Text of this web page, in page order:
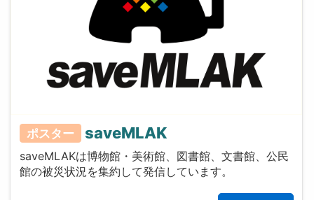
ポスター saveMLAK
saveMLAKは博物館・美術館、図書館、文書館、公民
館の被災状況を集約して発信しています。